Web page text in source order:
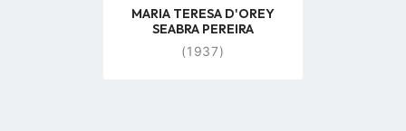
MARIA TERESA D'OREY
SEABRA PEREIRA
(1937)